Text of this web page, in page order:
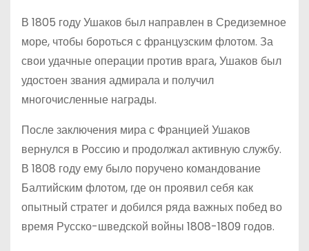
В 1805 году Ушаков был направлен в Средиземное
море, чтобы бороться с французским флотом. За
свои удачные операции против врага, Ушаков был
удостоен звания адмирала и получил
многочисленные награды.
После заключения мира с Францией Ушаков
вернулся в Россию и продолжал активную службу.
В 1808 году ему было поручено командование
Балтийским флотом, где он проявил себя как
опытный стратег и добился ряда важных побед во
время Русско-шведской войны 1808-1809 годов.